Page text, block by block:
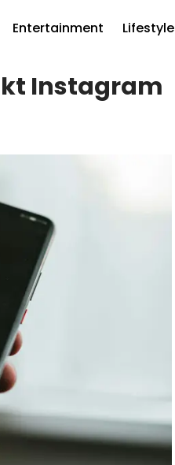
Entertainment Lifestyle
Instagram